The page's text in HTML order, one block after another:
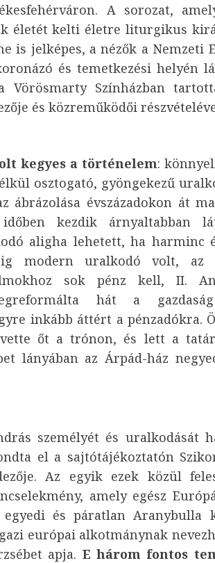
A sorozat,
életét kelti életre liturgikus
is jelképes, a nézők a Nemzeti
és temetkezési helyén
Vörösmarty Színházban
és közreműködői
kegyes a történelem:
osztogató, gyöngekezű
ábrázolása évszázadokon át
kezdik árnyaltabban
aligha lehetett, ha harminc
modern uralkodó volt, az
sok pénz kell, II.
hát a
inkább áttért a pénzadókra.
őt a trónon, és lett a
lányában az Árpád-ház
személyét és uralkodását
el a sajtótájékoztatón
Az egyik ezek közül
amely egész
és páratlan Aranybulla
európai alkotmánynak
apja. E három fontos